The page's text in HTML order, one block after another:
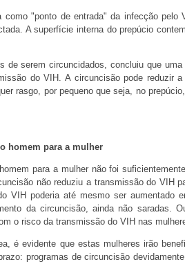
"ponto de entrada" da infecção pelo
A superfície interna do prepúcio
de serem circuncidados, concluiu que
do VIH. A circuncisão pode reduzir
rasgo, por pequeno que seja, no
homem para a mulher
para a mulher não foi
não reduziu a transmissão do VIH
VIH poderia até mesmo ser aumentado
da circuncisão, ainda não saradas.
o risco da transmissão do VIH nas
é evidente que estas mulheres irão
programas de circuncisão